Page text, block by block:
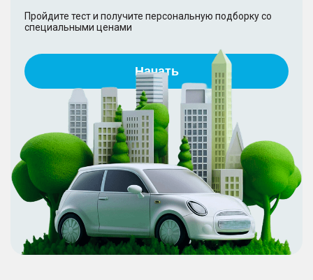
Пройдите тест и получите персональную подборку со
специальными ценами
Начать